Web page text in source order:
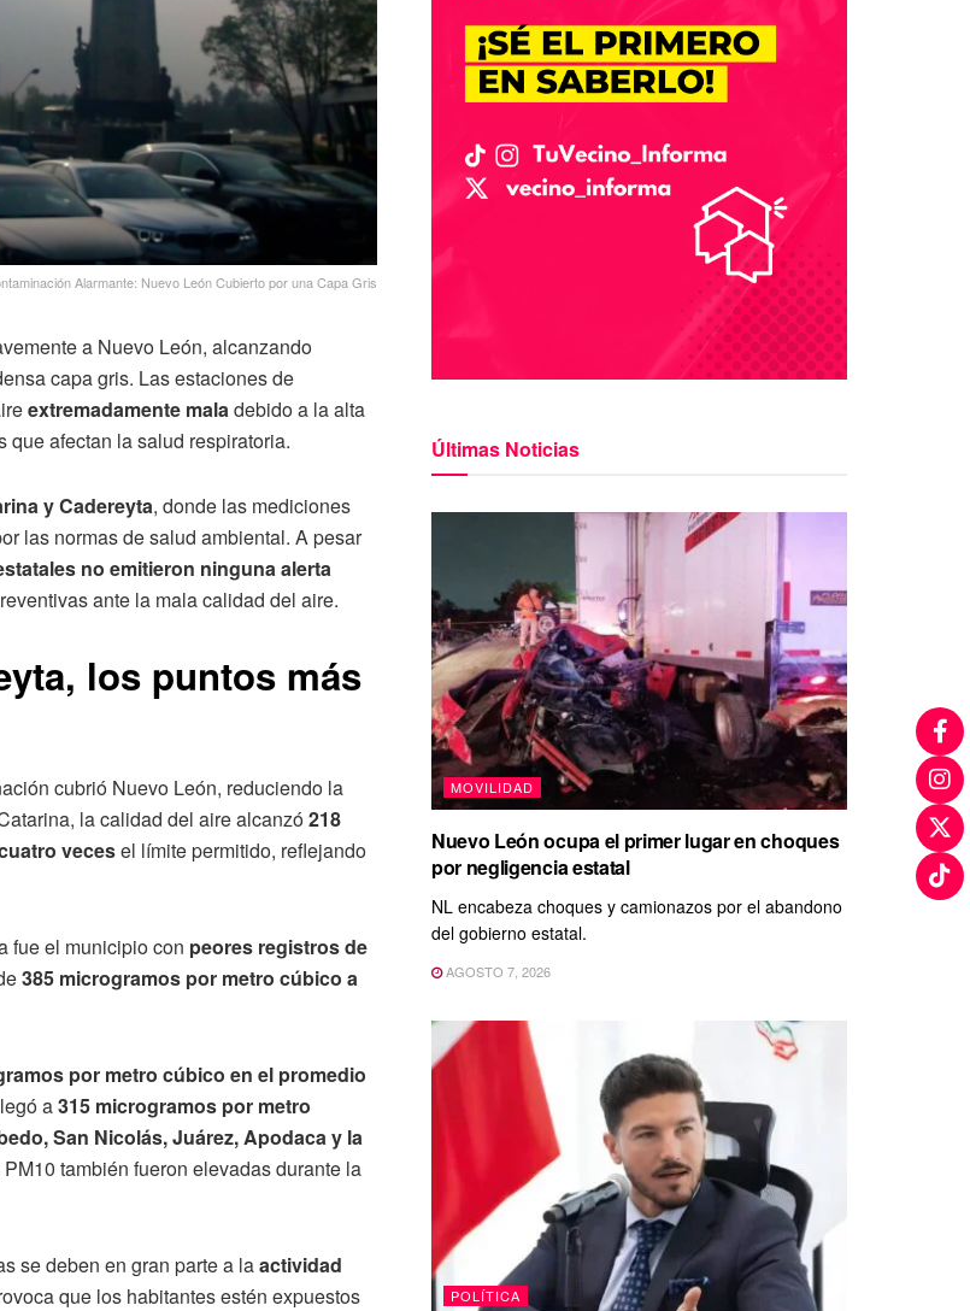
Alarmante: Nuevo León Cubierto por una Capa Gris
a Nuevo León, alcanzando
capa gris. Las estaciones de
extremadamente maladebido a la alta
que afectan la salud respiratoria.
y Cadereyta, donde las mediciones
las normas de salud ambiental. A pesar
no emitieron ninguna alerta
ante la mala calidad del aire.
los puntos más
cubrió Nuevo León, reduciendo la
la calidad del aire alcanzó218
vecesel límite permitido, reflejando
fue el municipio con peores registros de
385 microgramos por metro cúbico a
por metro cúbico en el promedio
a315 microgramos por metro
San Nicolás, Juárez, Apodaca y la
también fueron elevadas durante la
se deben en gran parte a laactividad
que los habitantes estén expuestos
Últimas Noticias
MOVILIDAD
Nuevo León ocupa el primer lugar en choques
por negligencia estatal
NL encabeza choques y camionazos por el abandono
del gobierno estatal.
AGOSTO 7, 2026
POLÍTICA